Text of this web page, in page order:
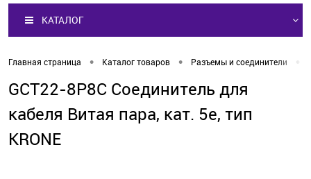
КАТАЛОГ
Главная страница • Каталог товаров • Разъемы и соединители
GCT22-8P8C Соединитель для
кабеля Витая пара, кат. 5е, тип
KRONE